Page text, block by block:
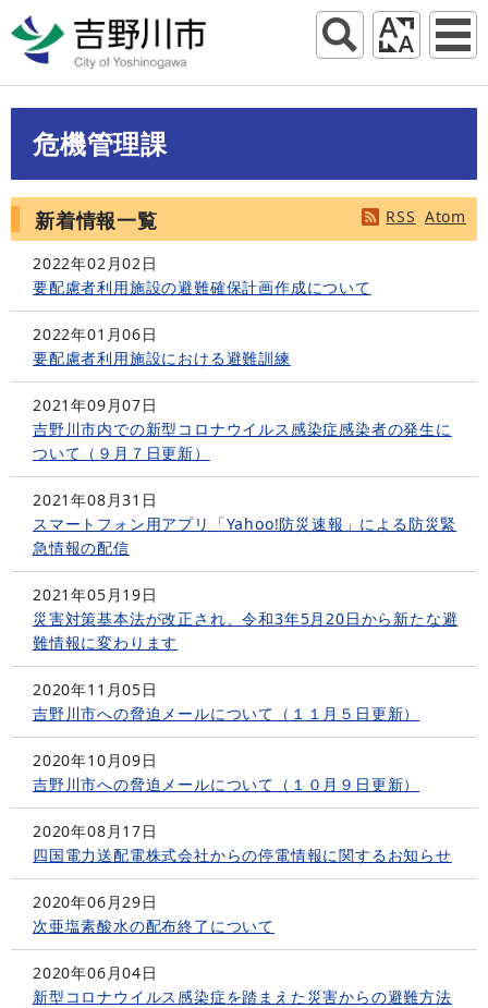
危機管理課
RSS Atom
新着情報一覧
2022年02月02日
要配慮者利用施設の避難確保計画作成について
2022年01月06日
要配慮者利用施設における避難訓練
2021年09月07日
吉野川市内での新型コロナウイルス感染症感染者の発生に
ついて（９月７日更新）
2021年08月31日
スマートフォン用アプリ「Yahoo!防災速報」による防災緊
急情報の配信
2021年05月19日
災害対策基本法が改正され、令和3年5月20日から新たな避
難情報に変わります
2020年11月05日
吉野川市への脅迫メールについて（１１月５日更新）
2020年10月09日
吉野川市への脅迫メールについて（１０月９日更新）
2020年08月17日
四国電力送配電株式会社からの停電情報に関するお知らせ
2020年06月29日
次亜塩素酸水の配布終了について
2020年06月04日
新型コロナウイルス感染症を踏まえた災害からの避難方法